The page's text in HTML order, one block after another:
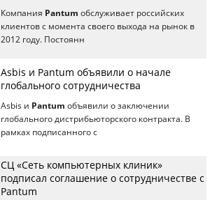
Компания Pantum обслуживает российских
клиентов с момента своего выхода на рынок в
2012 году. Постоянн
Asbis и Pantum объявили о начале
глобального сотрудничества
Asbis и Pantum объявили о заключении
глобального дистрибьюторского контракта. В
рамках подписанного с
СЦ «Сеть компьютерных клиник»
подписал соглашение о сотрудничестве с
Pantum